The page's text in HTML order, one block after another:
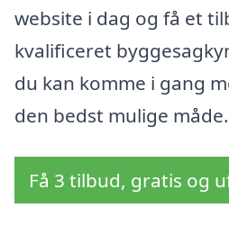
website i dag og få et
kvalificeret
du kan komme i gang
den bedst mulige måde.
Få 3 tilbud, gratis og